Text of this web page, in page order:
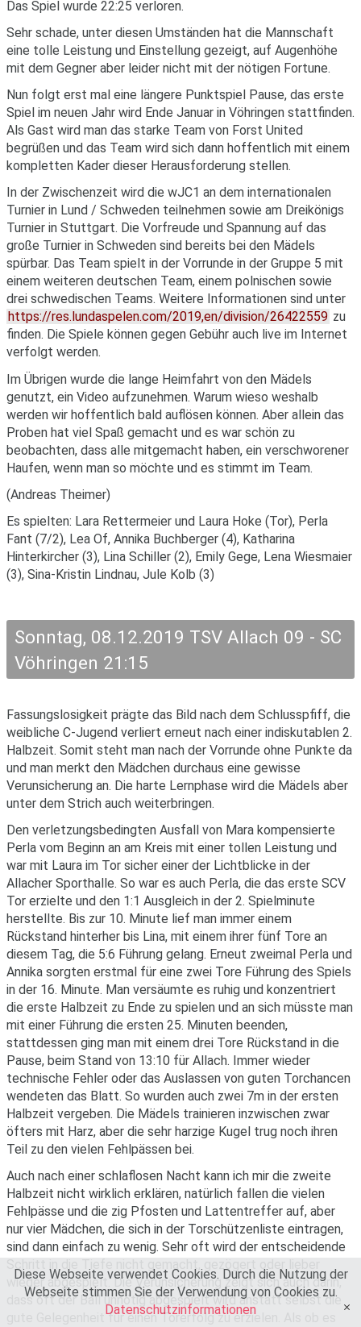
Das Spiel wurde 22:25 verloren.
Sehr schade, unter diesen Umständen hat die Mannschaft
eine tolle Leistung und Einstellung gezeigt, auf Augenhöhe
mit dem Gegner aber leider nicht mit der nötigen Fortune.
Nun folgt erst mal eine längere Punktspiel Pause, das erste
Spiel im neuen Jahr wird Ende Januar in Vöhringen stattfinden.
Als Gast wird man das starke Team von Forst United
begrüßen und das Team wird sich dann hoffentlich mit einem
kompletten Kader dieser Herausforderung stellen.
In der Zwischenzeit wird die wJC1 an dem internationalen
Turnier in Lund / Schweden teilnehmen sowie am Dreikönigs
Turnier in Stuttgart. Die Vorfreude und Spannung auf das
große Turnier in Schweden sind bereits bei den Mädels
spürbar. Das Team spielt in der Vorrunde in der Gruppe 5 mit
einem weiteren deutschen Team, einem polnischen sowie
drei schwedischen Teams. Weitere Informationen sind unter
https://res.lundaspelen.com/2019,en/division/26422559 zu
finden. Die Spiele können gegen Gebühr auch live im Internet
verfolgt werden.
Im Übrigen wurde die lange Heimfahrt von den Mädels
genutzt, ein Video aufzunehmen. Warum wieso weshalb
werden wir hoffentlich bald auflösen können. Aber allein das
Proben hat viel Spaß gemacht und es war schön zu
beobachten, dass alle mitgemacht haben, ein verschworener
Haufen, wenn man so möchte und es stimmt im Team.
(Andreas Theimer)
Es spielten: Lara Rettermeier und Laura Hoke (Tor), Perla
Fant (7/2), Lea Of, Annika Buchberger (4), Katharina
Hinterkircher (3), Lina Schiller (2), Emily Gege, Lena Wiesmaier
(3), Sina-Kristin Lindnau, Jule Kolb (3)
Sonntag, 08.12.2019 TSV Allach 09 - SC
Vöhringen 21:15
Fassungslosigkeit prägte das Bild nach dem Schlusspfiff, die
weibliche C-Jugend verliert erneut nach einer indiskutablen 2.
Halbzeit. Somit steht man nach der Vorrunde ohne Punkte da
und man merkt den Mädchen durchaus eine gewisse
Verunsicherung an. Die harte Lernphase wird die Mädels aber
unter dem Strich auch weiterbringen.
Den verletzungsbedingten Ausfall von Mara kompensierte
Perla vom Beginn an am Kreis mit einer tollen Leistung und
war mit Laura im Tor sicher einer der Lichtblicke in der
Allacher Sporthalle. So war es auch Perla, die das erste SCV
Tor erzielte und den 1:1 Ausgleich in der 2. Spielminute
herstellte. Bis zur 10. Minute lief man immer einem
Rückstand hinterher bis Lina, mit einem ihrer fünf Tore an
diesem Tag, die 5:6 Führung gelang. Erneut zweimal Perla und
Annika sorgten erstmal für eine zwei Tore Führung des Spiels
in der 16. Minute. Man versäumte es ruhig und konzentriert
die erste Halbzeit zu Ende zu spielen und an sich müsste man
mit einer Führung die ersten 25. Minuten beenden,
stattdessen ging man mit einem drei Tore Rückstand in die
Pause, beim Stand von 13:10 für Allach. Immer wieder
technische Fehler oder das Auslassen von guten Torchancen
wendeten das Blatt. So wurden auch zwei 7m in der ersten
Halbzeit vergeben. Die Mädels trainieren inzwischen zwar
öfters mit Harz, aber die sehr harzige Kugel trug noch ihren
Teil zu den vielen Fehlpässen bei.
Auch nach einer schlaflosen Nacht kann ich mir die zweite
Halbzeit nicht wirklich erklären, natürlich fallen die vielen
Fehlpässe und die zig Pfosten und Lattentreffer auf, aber
nur vier Mädchen, die sich in der Torschützenliste eintragen,
sind dann einfach zu wenig. Sehr oft wird der entscheidende
wieder abgespielt. Die Verunsicherung zeigt sich auch darin,
dass oft der Ball unnötig abgespielt wird anstatt selbst die
gute Gelegenheit für einen Torerfolg zu erzielen. Als ob es
Diese Webseite verwendet Cookies. Durch die Nutzung der
Webseite stimmen Sie der Verwendung von Cookies zu.
Datenschutzinformationen
OK